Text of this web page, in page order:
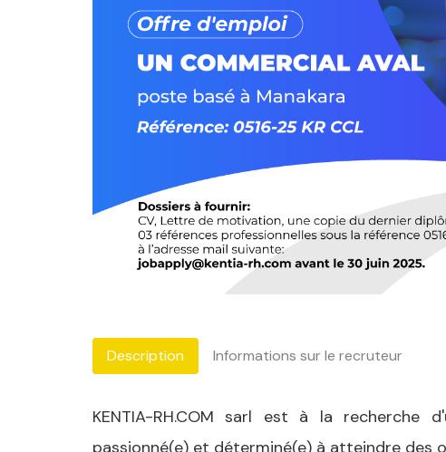
Description Informations sur le recruteur
KENTIA-RH.COM sarl est à la recherche
passionné(e) et déterminé(e) à atteindre des